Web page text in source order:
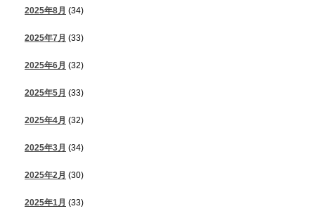
2025年8月 (34)
2025年7月 (33)
2025年6月 (32)
2025年5月 (33)
2025年4月 (32)
2025年3月 (34)
2025年2月 (30)
2025年1月 (33)